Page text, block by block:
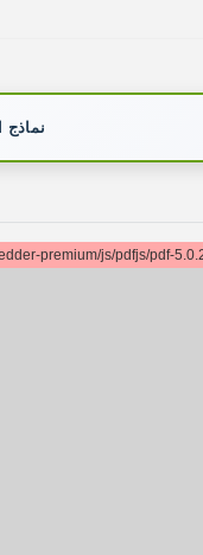
نماذج
premium/js/pdfjs/pdf-